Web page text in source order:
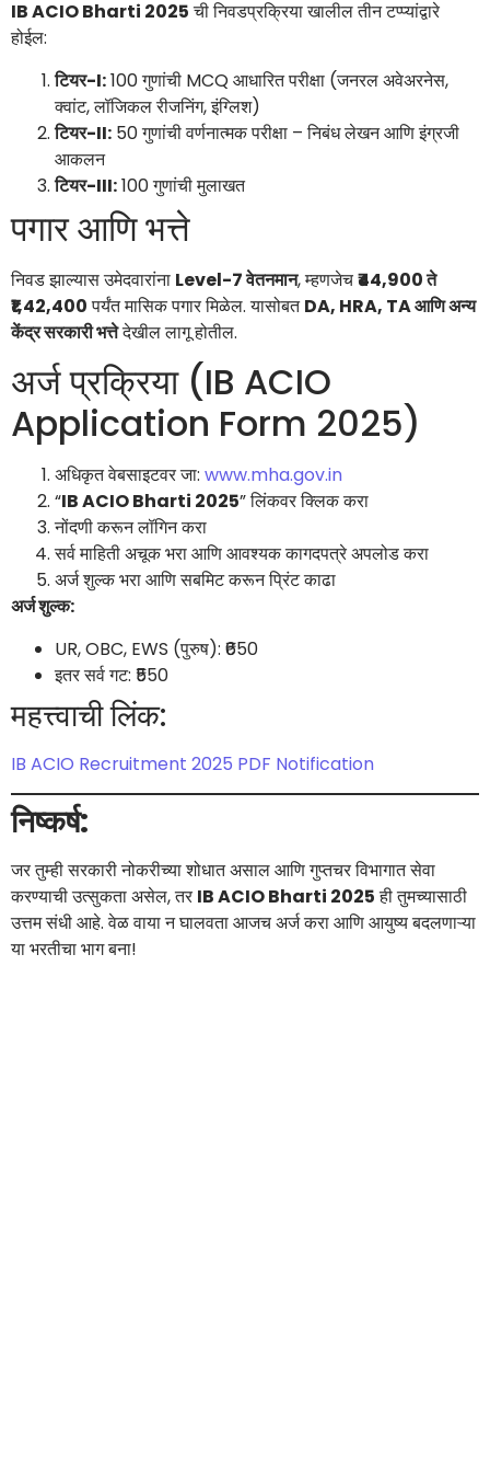
IB ACIO Bharti 2025ची निवडप्रक्रिया खालील तीन टप्प्यांद्वारे
होईल:
टियर-I:100 गुणांची MCQ आधारित परीक्षा (जनरल अवेअरनेस,
क्वांट, लॉजिकल रीजनिंग, इंग्लिश)
टियर-II: 50 गुणांची वर्णनात्मक परीक्षा – निबंध लेखन आणि इंग्रजी
आकलन
टियर-III:100 गुणांची मुलाखत
पगार आणि भत्ते
निवड झाल्यास उमेदवारांना Level-7 वेतनमान, म्हणजेच₹44,900 ते
₹1,42,400पर्यंत मासिक पगार मिळेल. यासोबतDA, HRA, TA आणि अन्य
केंद्र सरकारी भत्तेदेखील लागू होतील.
अर्ज प्रक्रिया (IB ACIO
Application Form 2025)
अधिकृत वेबसाइटवर जा: www.mha.gov.in
“IB ACIO Bharti 2025” लिंकवर क्लिक करा
नोंदणी करून लॉगिन करा
सर्व माहिती अचूक भरा आणि आवश्यक कागदपत्रे अपलोड करा
अर्ज शुल्क भरा आणि सबमिट करून प्रिंट काढा
अर्ज शुल्क:
UR, OBC, EWS (पुरुष): ₹650
इतर सर्व गट: ₹550
महत्त्वाची लिंक:
IB ACIO Recruitment 2025 PDF Notification
निष्कर्ष:
जर तुम्ही सरकारी नोकरीच्या शोधात असाल आणि गुप्तचर विभागात सेवा
करण्याची उत्सुकता असेल, तर IB ACIO Bharti 2025ही तुमच्यासाठी
उत्तम संधी आहे. वेळ वाया न घालवता आजच अर्ज करा आणि आयुष्य बदलणाऱ्या
या भरतीचा भाग बना!